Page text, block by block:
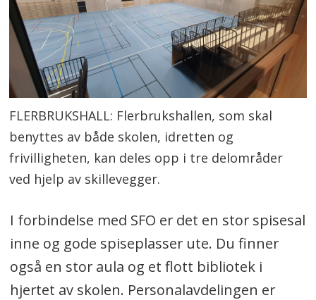
FLERBRUKSHALL: Flerbrukshallen, som skal
benyttes av både skolen, idretten og
frivilligheten, kan deles opp i tre delområder
ved hjelp av skillevegger.
I forbindelse med SFO er det en stor spisesal
inne og gode spiseplasser ute. Du finner
også en stor aula og et flott bibliotek i
hjertet av skolen. Personalavdelingen er